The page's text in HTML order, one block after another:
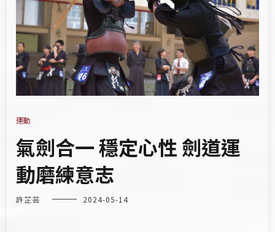
運動
氣劍合一 穩定心性 劍道運
動磨練意志
許芷芸 2024-05-14